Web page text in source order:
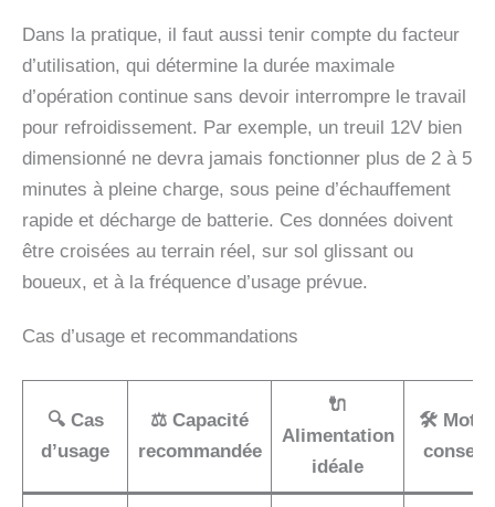
Dans la pratique, il faut aussi tenir compte du facteur
d’utilisation, qui détermine la durée maximale
d’opération continue sans devoir interrompre le travail
pour refroidissement. Par exemple, un treuil 12V bien
dimensionné ne devra jamais fonctionner plus de 2 à 5
minutes à pleine charge, sous peine d’échauffement
rapide et décharge de batterie. Ces données doivent
être croisées au terrain réel, sur sol glissant ou
boueux, et à la fréquence d’usage prévue.
Cas d’usage et recommandations
🔍 Cas
d’usage
⚖️ Capacité
recommandée
🔌
Alimentation
idéale
🛠